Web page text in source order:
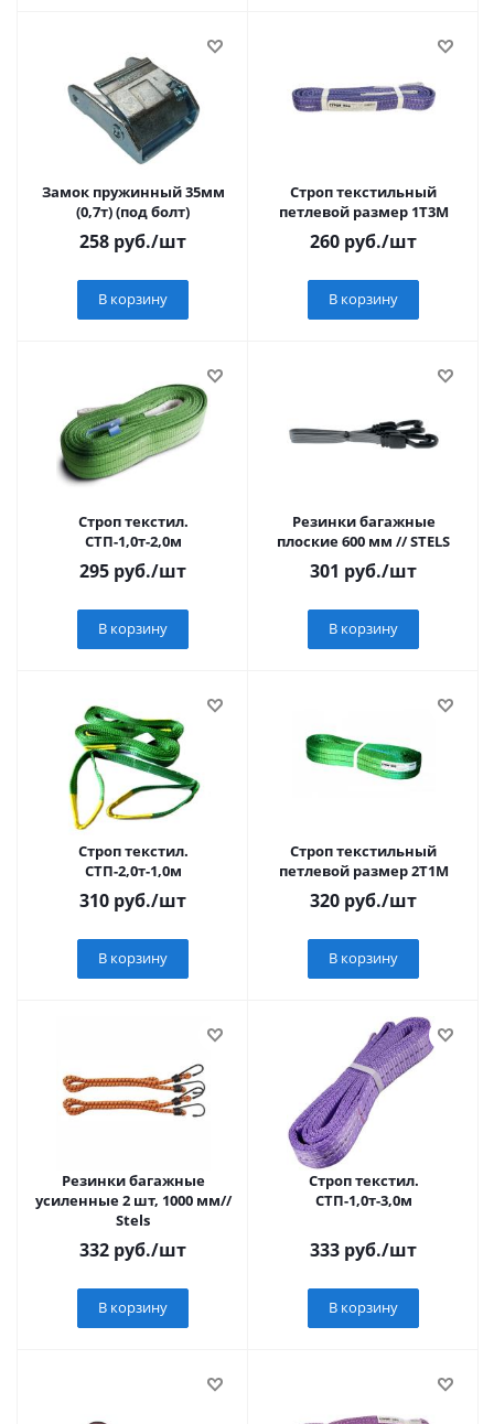
Замок пружинный 35мм
(0,7т) (под болт)
258 руб./шт
В корзину
Строп текстильный
петлевой размер 1T3M
260 руб./шт
В корзину
Строп текстил.
СТП-1,0т-2,0м
295 руб./шт
В корзину
Резинки багажные
плоские 600 мм // STELS
301 руб./шт
В корзину
Строп текстил.
СТП-2,0т-1,0м
310 руб./шт
В корзину
Строп текстильный
петлевой размер 2T1M
320 руб./шт
В корзину
Резинки багажные
усиленные 2 шт, 1000 мм//
Stels
332 руб./шт
В корзину
Строп текстил.
СТП-1,0т-3,0м
333 руб./шт
В корзину